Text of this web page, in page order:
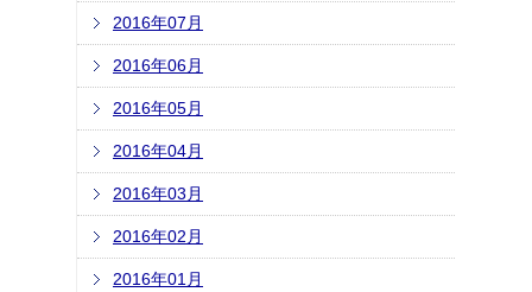
2016年07月
2016年06月
2016年05月
2016年04月
2016年03月
2016年02月
2016年01月